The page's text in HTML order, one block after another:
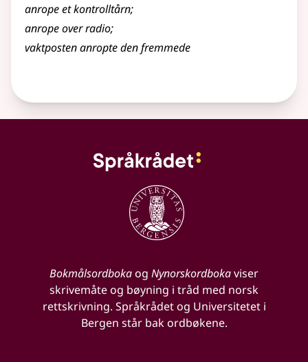
anropeet kontrolltårn;
anropeover radio;
vaktposten anropte den fremmede
Bokmålsordbokaog Nynorskordbokaviser
skrivemåte og bøyning i tråd med norsk
rettskrivning. Språkrådet og Universitetet i
Bergen står bak ordbøkene.